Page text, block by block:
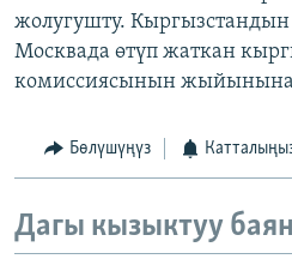
жолугушту.
Москвада өтүп жаткан
комиссиясынын
Бөлүшүңүз
Дагы кызыктуу